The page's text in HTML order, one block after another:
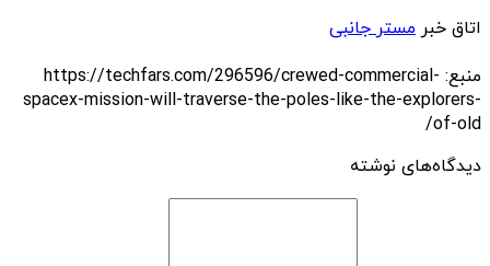
اتاق خبر مستر جانبی
منبع: https://techfars.com/296596/crewed-commercial-
spacex-mission-will-traverse-the-poles-like-the-explorers-
of-old/
دیدگاه‌های نوشته